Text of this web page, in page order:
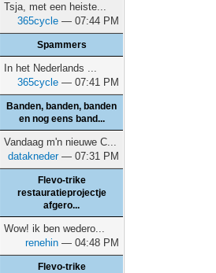
Tsja, met een heiste...
365cycle — 07:44 PM
Spammers
In het Nederlands ...
365cycle — 07:41 PM
Banden, banden, banden
en nog eens band...
Vandaag m'n nieuwe C...
datakneder— 07:31 PM
Flevo-trike
restauratieprojectje
afgero...
Wow! ik ben wedero...
renehin — 04:48 PM
Flevo-trike